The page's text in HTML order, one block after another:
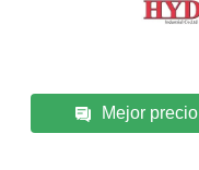
Mejor precio